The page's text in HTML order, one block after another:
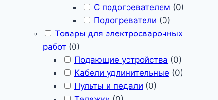
С подогревателем (0)
Подогреватели (0)
Товары для электросварочных
работ (0)
Подающие устройства (0)
Кабели удлинительные (0)
Пульты и педали (0)